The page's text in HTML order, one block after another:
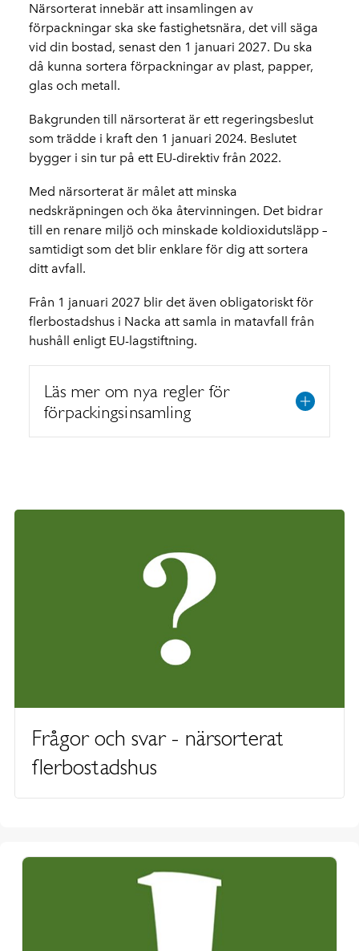
Närsorterat innebär att insamlingen av
förpackningar ska ske fastighetsnära, det vill säga
vid din bostad, senast den 1 januari 2027. Du ska
då kunna sortera förpackningar av plast, papper,
glas och metall.
Bakgrunden till närsorterat är ett regeringsbeslut
som trädde i kraft den 1 januari 2024. Beslutet
bygger i sin tur på ett EU-direktiv från 2022.
Med närsorterat är målet att minska
nedskräpningen och öka återvinningen. Det bidrar
till en renare miljö och minskade koldioxidutsläpp –
samtidigt som det blir enklare för dig att sortera
ditt avfall.
Från 1 januari 2027 blir det även obligatoriskt för
flerbostadshus i Nacka att samla in matavfall från
hushåll enligt EU-lagstiftning.
Läs mer om nya regler för
förpackingsinsamling
Frågor och svar - närsorterat
flerbostadshus